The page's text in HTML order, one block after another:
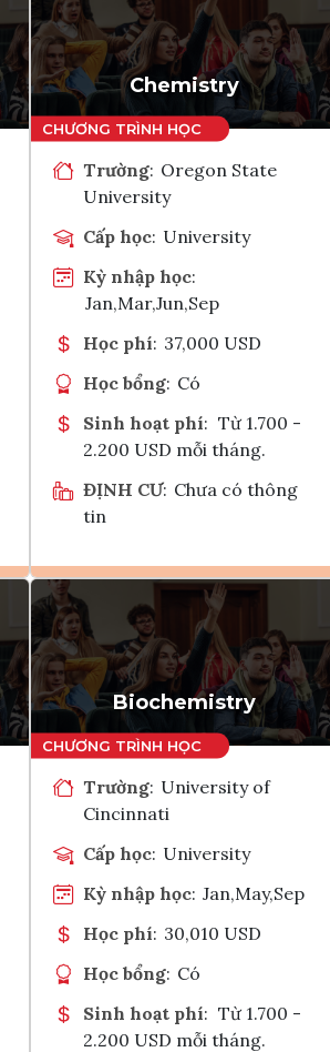
Chemistry
Trường: Oregon State
University
Cấp học: University
Kỳ nhập học:
Jan,Mar,Jun,Sep
Học phí: 37,000 USD
Học bổng: Có
Sinh hoạt phí: Từ 1.700 -
2.200 USD mỗi tháng.
ĐỊNH CƯ: Chưa có thông
tin
Ghi danh
Tham vấn Interlink
Biochemistry
Trường: University of
Cincinnati
Cấp học: University
Kỳ nhập học: Jan,May,Sep
Học phí: 30,010 USD
Học bổng: Có
Sinh hoạt phí: Từ 1.700 -
2.200 USD mỗi tháng.